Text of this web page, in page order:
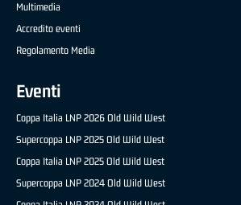
Multimedia
Accredito eventi
Regolamento Media
Eventi
Coppa Italia LNP 2026 Old Wild West
Supercoppa LNP 2025 Old Wild West
Coppa Italia LNP 2025 Old Wild West
Supercoppa LNP 2024 Old Wild West